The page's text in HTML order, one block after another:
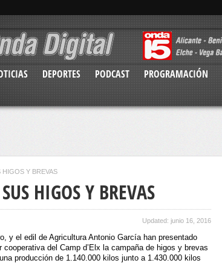
DEPORTES PODCAST PROGRAMACIÓN
Y BREVAS
HIGOS Y BREVAS
Updated: junio 16, 2016
y el edil de Agricultura Antonio García han presentado
del Camp d’Elx la campaña de higos y brevas
producción de 1.140.000 kilos junto a 1.430.000 kilos